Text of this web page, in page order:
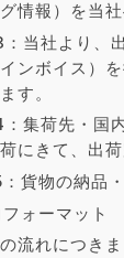
情報）を当
当社より、
インボイス）
す。
集荷先・国
にきて、出荷
貨物の納品
ォーマット
流れにつきま